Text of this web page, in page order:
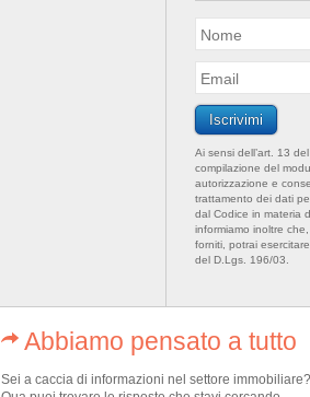
Ai sensi dell’art. 13
compilazione del
autorizzazione e
trattamento dei dati
dal Codice in materia
informiamo inoltre
forniti, potrai
del D.Lgs. 196/03.
Abbiamo pensato a tutto
Sei a caccia di informazioni nel settore immobiliare?